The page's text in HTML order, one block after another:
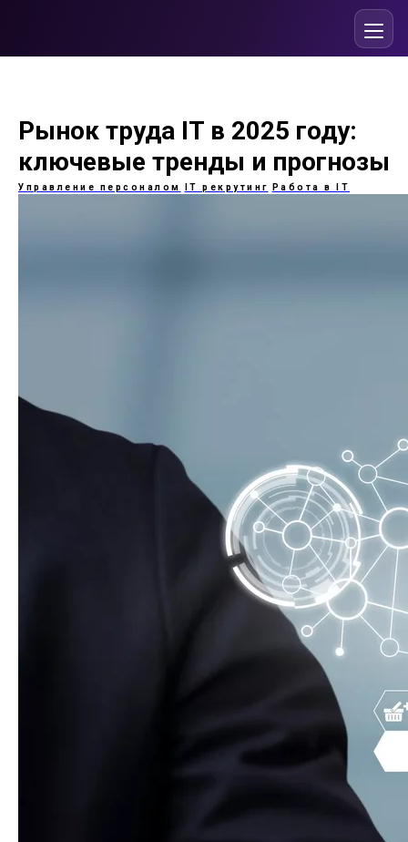
Рынок труда IT в 2025 году:
ключевые тренды и прогнозы
Управление персоналом IT рекрутинг Работа в IT